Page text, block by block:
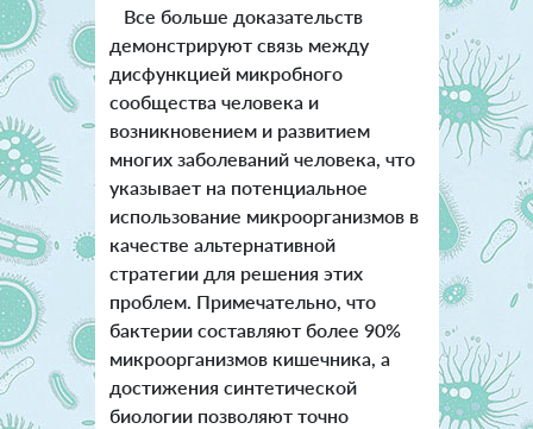
Все больше доказательств
демонстрируют связь между
дисфункцией микробного
сообщества человека и
возникновением и развитием
многих заболеваний человека, что
указывает на потенциальное
использование микроорганизмов в
качестве альтернативной
стратегии для решения этих
проблем. Примечательно, что
бактерии составляют более 90%
микроорганизмов кишечника, а
достижения синтетической
биологии позволяют точно